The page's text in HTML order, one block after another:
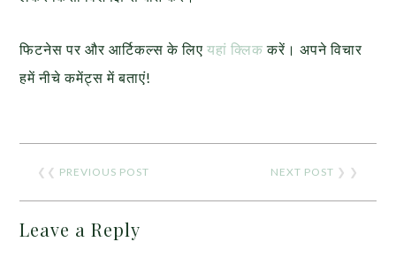
फिटनेस पर और आर्टिकल्स के लिएयहां क्लिक करें। अपने विचार
हमें नीचे कमेंट्स में बताएं!
❮❮ PREVIOUS POST NEXT POST ❯ ❯
Leave a Reply